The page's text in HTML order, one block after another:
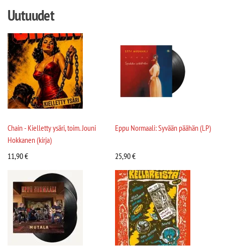
Uutuudet
Chain - Kielletty ysäri, toim. Jouni
Hokkanen (kirja)
11,90€
Eppu Normaali: Syvään päähän (LP)
25,90€